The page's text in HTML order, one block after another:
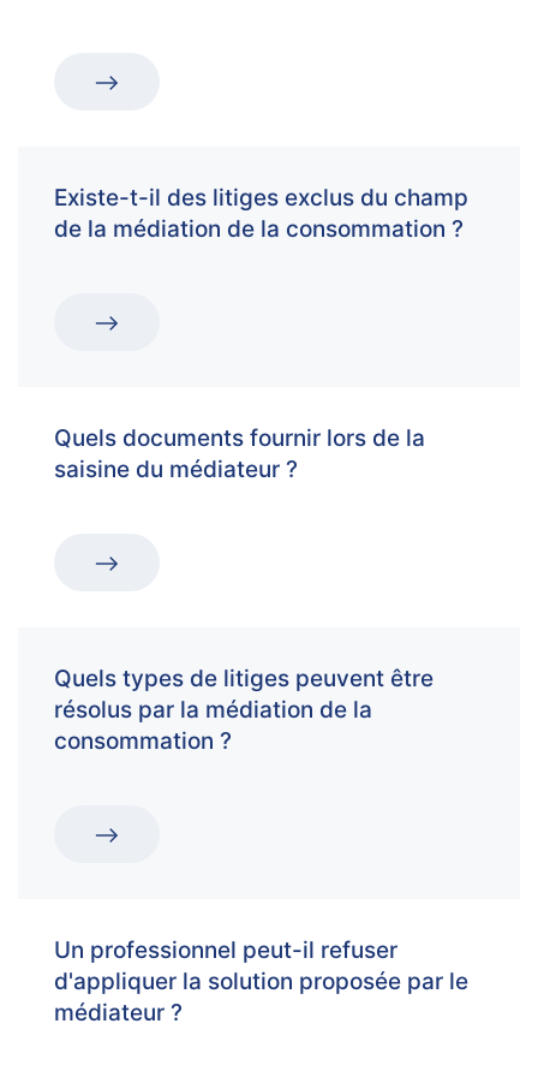
Existe-t-il des litiges exclus du champ
de la médiation de la consommation ?
Quels documents fournir lors de la
saisine du médiateur ?
Quels types de litiges peuvent être
résolus par la médiation de la
consommation ?
Un professionnel peut-il refuser
d'appliquer la solution proposée par le
médiateur ?